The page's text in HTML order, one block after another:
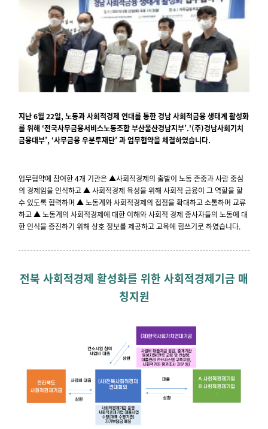
지난 6월 22일, 노동과 사회적경제 연대를 통한 경남 사회적금융 생태계 활성화
를 위해 ‘전국사무금융서비스노동조합 부산울산경남지부’.'(주)경남사회기치
금융대부’, ‘사무금융 우분투재단’ 과 업무협약을 체결하였습니다.
업무협약에 참여한 4개 기관은 ▲사회적경제의 출발이 노동 존중과 사람 중심
의 경제임을 인식하고 ▲ 사회적경제 육성을 위해 사회적 금융이 그 역할을 할
수 있도록 협력하며 ▲ 노동계와 사회적경제의 접점을 확대하고 소통하며 교류
하고 ▲ 노동계의 사회적경제에 대한 이해와 사회적 경제 종사자들의 노동에 대
한 인식을 증진하기 위해 상호 정보를 제공하고 교육에 힘쓰기로 하였습니다.
전북 사회적경제 활성화를 위한 사회적경제기금 매
칭지원